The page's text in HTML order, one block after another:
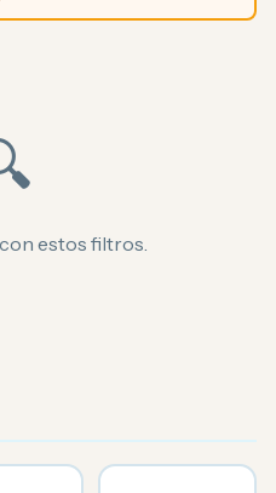
estos filtros.